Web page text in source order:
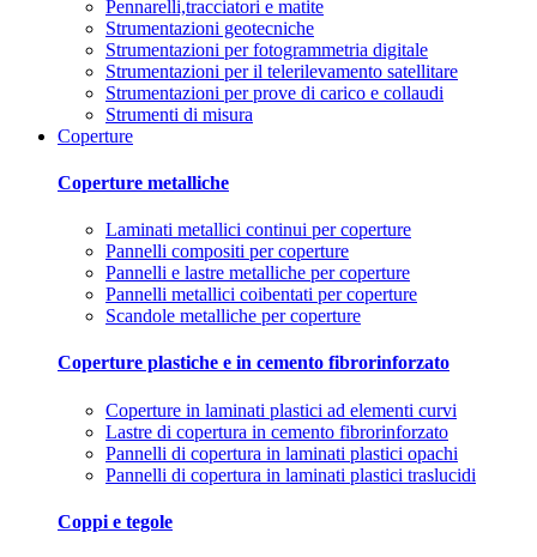
Pennarelli,tracciatori e matite
Strumentazioni geotecniche
Strumentazioni per fotogrammetria digitale
Strumentazioni per il telerilevamento satellitare
Strumentazioni per prove di carico e collaudi
Strumenti di misura
Coperture
Coperture metalliche
Laminati metallici continui per coperture
Pannelli compositi per coperture
Pannelli e lastre metalliche per coperture
Pannelli metallici coibentati per coperture
Scandole metalliche per coperture
Coperture plastiche e in cemento fibrorinforzato
Coperture in laminati plastici ad elementi curvi
Lastre di copertura in cemento fibrorinforzato
Pannelli di copertura in laminati plastici opachi
Pannelli di copertura in laminati plastici traslucidi
Coppi e tegole